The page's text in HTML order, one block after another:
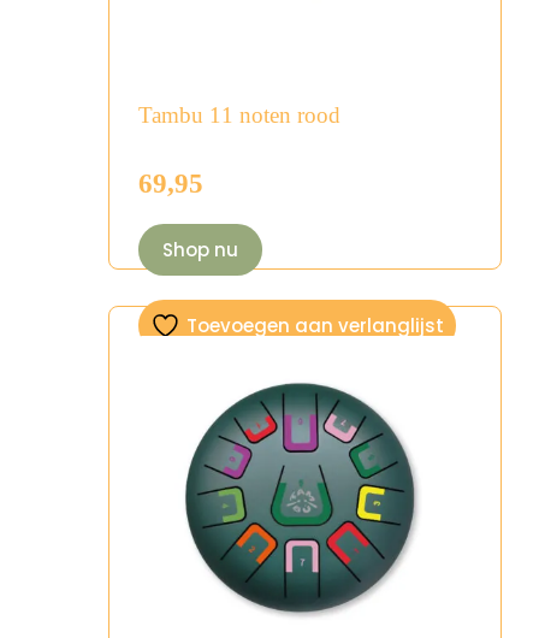
Tambu 11 noten rood
69,95
Shop nu
Toevoegen aan verlanglijst